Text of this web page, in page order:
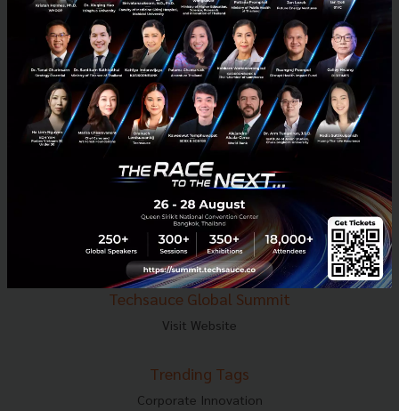
E-mail :contact@techsauce.co
Tel : 02-001-5375
Mobile : 06-4658-9500
Techsauce Media
About Techsauce
Techsauce Services
Privacy Policy
ส่งบทความ
Techsauce Global Summit
Visit Website
Trending Tags
Corporate Innovation